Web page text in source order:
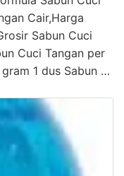
Cair,Harga
Sabun Cuci
Cuci Tangan per
1 dus Sabun …